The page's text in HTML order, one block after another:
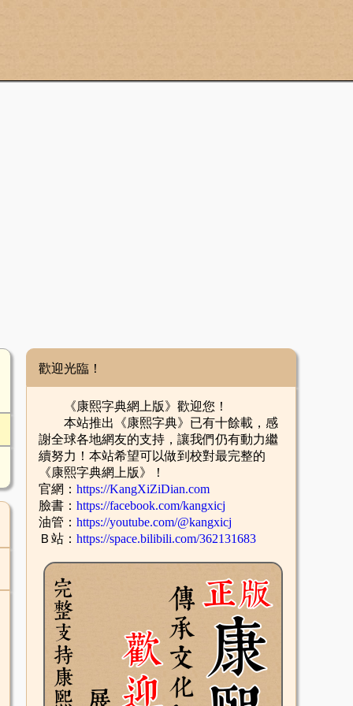
歡迎光臨！
《康熙字典網上版》歡迎您！
本站推出《康熙字典》已有十餘載，感
謝全球各地網友的支持，讓我們仍有動力繼
續努力！本站希望可以做到校對最完整的
《康熙字典網上版》！
官網： https://KangXiZiDian.com
臉書： https://facebook.com/kangxicj
油管： https://youtube.com/@kangxicj
Ｂ站： https://space.bilibili.com/362131683